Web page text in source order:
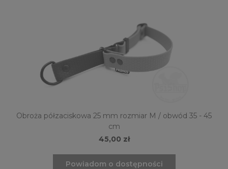
Obroża półzaciskowa 25 mm rozmiar M / obwód 35 - 45
cm
45,00 zł
Powiadom o dostępności